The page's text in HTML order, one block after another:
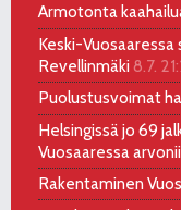
Armotonta
Keski-
Revellinmäki 8.7.
Puolustusvoimat
Helsingissä jo 69
Vuosaaressa
Rakentaminen